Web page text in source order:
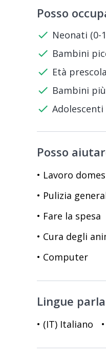
Posso
check Neonati (0-
check Bambini
check Età
check Bambini
check Adolescenti
Posso
• Lavoro
• Pulizia
• Fare la spesa
• Cura degli
• Computer
Lingue
• (IT) Italiano